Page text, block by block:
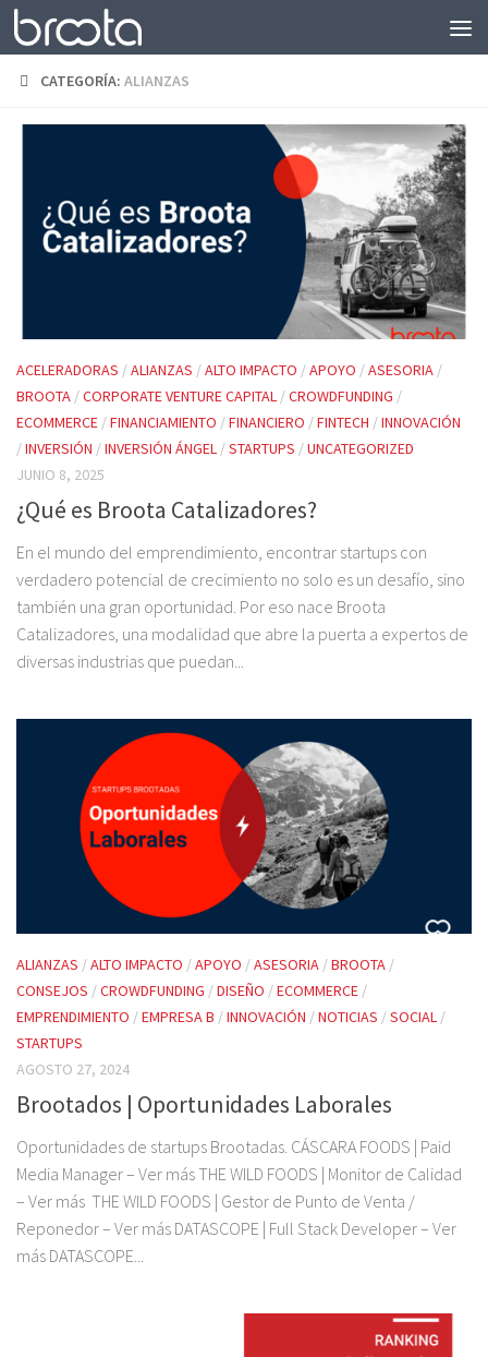
Saltar al contenido
CATEGORÍA: ALIANZAS
ACELERADORAS /ALIANZAS /ALTO IMPACTO /APOYO /ASESORIA /
BROOTA /CORPORATE VENTURE CAPITAL /CROWDFUNDING /
ECOMMERCE /FINANCIAMIENTO /FINANCIERO /FINTECH /INNOVACIÓN
/INVERSIÓN /INVERSIÓN ÁNGEL /STARTUPS /UNCATEGORIZED
JUNIO 8, 2025
¿Qué es Broota Catalizadores?
En el mundo del emprendimiento, encontrar startups con
verdadero potencial de crecimiento no solo es un desafío, sino
también una gran oportunidad. Por eso nace Broota
Catalizadores, una modalidad que abre la puerta a expertos de
diversas industrias que puedan...
ALIANZAS /ALTO IMPACTO /APOYO /ASESORIA /BROOTA /
CONSEJOS /CROWDFUNDING /DISEÑO /ECOMMERCE /
EMPRENDIMIENTO /EMPRESA B /INNOVACIÓN /NOTICIAS /SOCIAL /
STARTUPS
AGOSTO 27, 2024
Brootados | Oportunidades Laborales
Oportunidades de startups Brootadas. CÁSCARA FOODS | Paid
Media Manager – Ver más THE WILD FOODS | Monitor de Calidad
– Ver más THE WILD FOODS | Gestor de Punto de Venta /
Reponedor – Ver más DATASCOPE | Full Stack Developer – Ver
más DATASCOPE...